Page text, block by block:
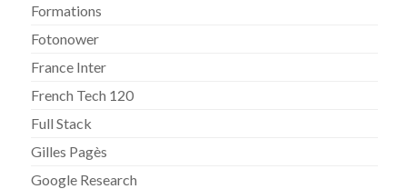
Formations
Fotonower
France Inter
French Tech 120
Full Stack
Gilles Pagès
Google Research